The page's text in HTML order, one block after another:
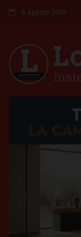
6 Agosto 2026